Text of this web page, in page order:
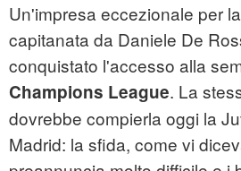
Un'impresa eccezionale per
capitanata da Daniele De
conquistato l'accesso alla
Champions League. La
dovrebbe compierla oggi la
Madrid: la sfida, come vi